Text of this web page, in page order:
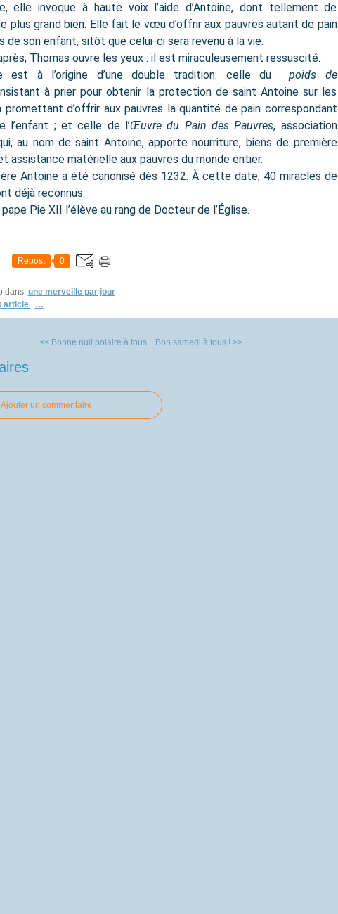
elle invoque à haute voix l’aide d’Antoine, dont tellement de
plus grand bien. Elle fait le vœu d’offrir aux pauvres autant de pain
de son enfant, sitôt que celui-ci sera revenu à la vie.
Thomas ouvre les yeux : il est miraculeusement ressuscité.
est à l’origine d’une double tradition: celle dupoids de
à prier pour obtenir la protection de saint Antoine sur les
promettant d’offrir aux pauvres la quantité de pain correspondant
l’enfant ; et celle de l’Œuvre du Pain des Pauvres, association
au nom de saint Antoine, apporte nourriture, biens de première
assistance matérielle aux pauvres du monde entier.
Antoine a été canonisé dès 1232. À cette date, 40 miracles de
déjà reconnus.
Pie XII l’élève au rang de Docteur de l’Église.
Repost 0
dans une merveille par jour
article
…
<< Bonne nuit polaire à tous... Bon samedi à tous ! >>
Ajouter un commentaire